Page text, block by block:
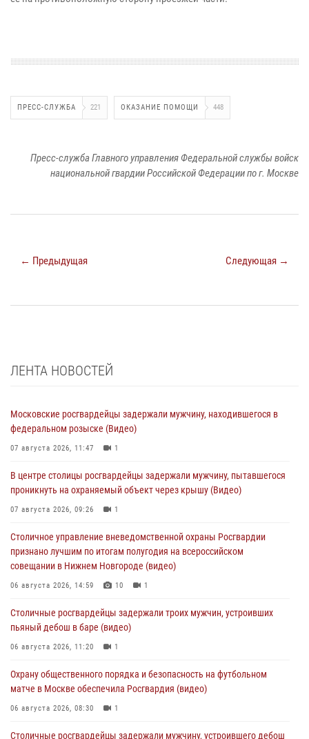
ПРЕСС-СЛУЖБА 221 ОКАЗАНИЕ ПОМОЩИ 448
Пресс-служба Главного управления Федеральной службы войск
национальной гвардии Российской Федерации по г. Москве
← Предыдущая Следующая →
ЛЕНТА НОВОСТЕЙ
Московские росгвардейцы задержали мужчину, находившегося в
федеральном розыске (Видео)
07 августа 2026, 11:47 1
В центре столицы росгвардейцы задержали мужчину, пытавшегося
проникнуть на охраняемый объект через крышу (Видео)
07 августа 2026, 09:26 1
Столичное управление вневедомственной охраны Росгвардии
признано лучшим по итогам полугодия на всероссийском
совещании в Нижнем Новгороде (видео)
06 августа 2026, 14:59 10 1
Столичные росгвардейцы задержали троих мужчин, устроивших
пьяный дебош в баре (видео)
06 августа 2026, 11:20 1
Охрану общественного порядка и безопасность на футбольном
матче в Москве обеспечила Росгвардия (видео)
06 августа 2026, 08:30 1
Столичные росгвардейцы задержали мужчину, устроившего дебош